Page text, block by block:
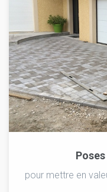
pour mettre en